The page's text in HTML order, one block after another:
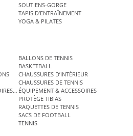
SOUTIENS-GORGE
TAPIS D’ENTRAÎNEMENT
YOGA & PILATES
BALLONS DE TENNIS
BASKETBALL
CHAUSSURES D’INTÉRIEUR
CHAUSSURES DE TENNIS
DE TENNIS
ÉQUIPEMENT & ACCESSOIRES
PROTÈGE TIBIAS
RAQUETTES DE TENNIS
SACS DE FOOTBALL
TENNIS